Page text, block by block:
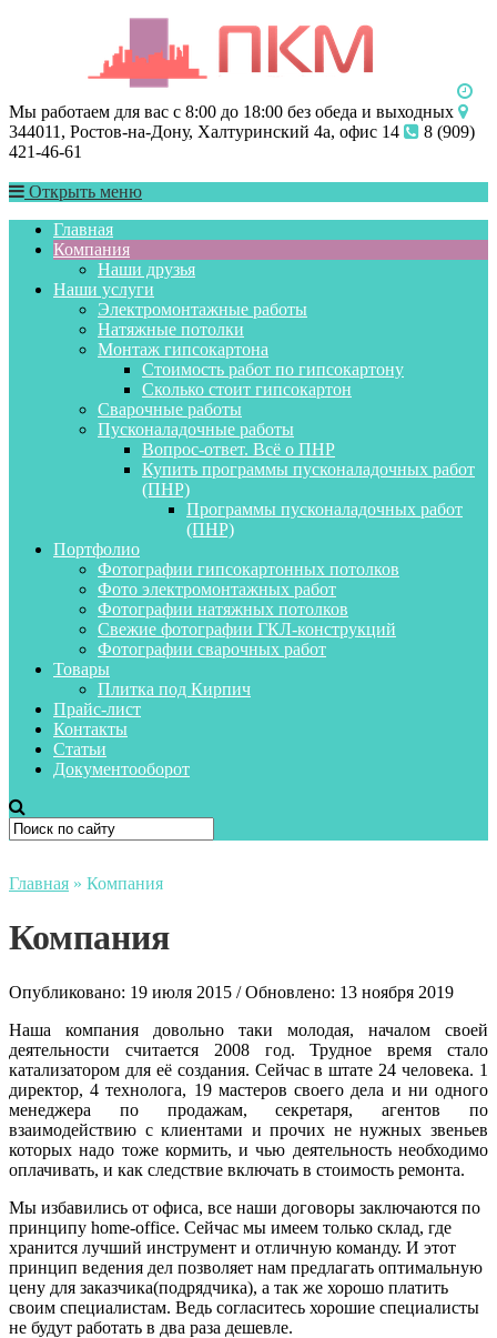
Мы работаем для вас с 8:00 до 18:00 без обеда и выходных
344011, Ростов-на-Дону, Халтуринский 4а, офис 14
8 (909)
421-46-61
Открыть меню
Главная
Компания
Наши друзья
Наши услуги
Электромонтажные работы
Натяжные потолки
Монтаж гипсокартона
Стоимость работ по гипсокартону
Сколько стоит гипсокартон
Сварочные работы
Пусконаладочные работы
Вопрос-ответ. Всё о ПНР
Купить программы пусконаладочных работ
(ПНР)
Программы пусконаладочных работ
(ПНР)
Портфолио
Фотографии гипсокартонных потолков
Фото электромонтажных работ
Фотографии натяжных потолков
Свежие фотографии ГКЛ-конструкций
Фотографии сварочных работ
Товары
Плитка под Кирпич
Прайс-лист
Контакты
Статьи
Документооборот
Главная » Компания
Компания
Опубликовано: 19 июля 2015 / Обновлено: 13 ноября 2019
Наша компания довольно таки молодая, началом своей
деятельности считается 2008 год. Трудное время стало
катализатором для её создания. Сейчас в штате 24 человека. 1
директор, 4 технолога, 19 мастеров своего дела и ни одного
менеджера по продажам, секретаря, агентов по
взаимодействию с клиентами и прочих не нужных звеньев
которых надо тоже кормить, и чью деятельность необходимо
оплачивать, и как следствие включать в стоимость ремонта.
Мы избавились от офиса, все наши договоры заключаются по
принципу home-office. Сейчас мы имеем только склад, где
хранится лучший инструмент и отличную команду. И этот
принцип ведения дел позволяет нам предлагать оптимальную
цену для заказчика(подрядчика), а так же хорошо платить
своим специалистам. Ведь согласитесь хорошие специалисты
не будут работать в два раза дешевле.